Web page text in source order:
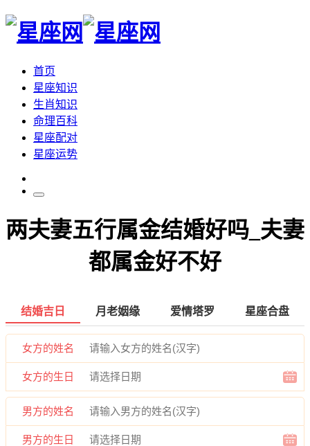
首页
星座知识
生肖知识
命理百科
星座配对
星座运势
两夫妻五行属金结婚好吗_夫妻
都属金好不好
结婚吉日 月老姻缘 爱情塔罗 星座合盘
女方的姓名
女方的生日
男方的姓名
男方的生日